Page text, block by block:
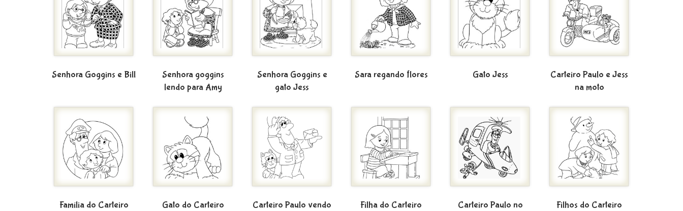
Senhora Goggins e Bill
Senhora goggins
lendo para Amy
Senhora Goggins e
gato Jess
Sara regando flores Gato Jess
Carteiro Paulo e Jess
na moto
Família do Carteiro
Gato do Carteiro
Carteiro Paulo vendo
Filha do Carteiro
Carteiro Paulo no
Filhos do Carteiro